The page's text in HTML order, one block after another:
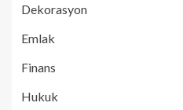
Dekorasyon
Emlak
Finans
Hukuk